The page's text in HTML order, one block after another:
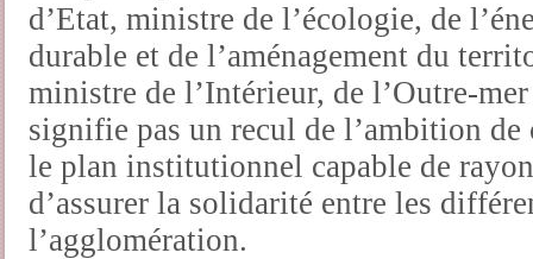
d’Etat, ministre de l’écologie, de
durable et de l’aménagement du
ministre de l’Intérieur, de l’Outre-
signifie pas un recul de l’ambition
le plan institutionnel capable de
d’assurer la solidarité entre les
l’agglomération.